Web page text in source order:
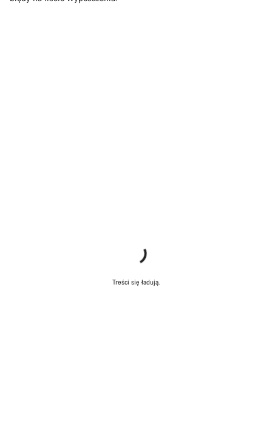
Treści się ładują.